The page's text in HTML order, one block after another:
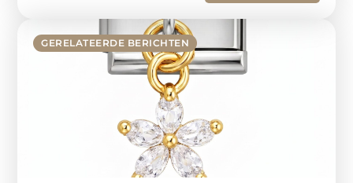
GERELATEERDE BERICHTEN